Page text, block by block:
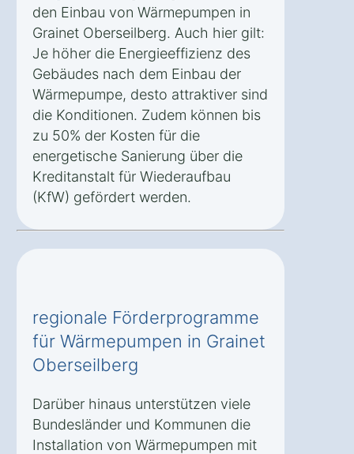
den Einbau von Wärmepumpen in
Grainet Oberseilberg. Auch hier gilt:
Je höher die Energieeffizienz des
Gebäudes nach dem Einbau der
Wärmepumpe, desto attraktiver sind
die Konditionen. Zudem können bis
zu 50% der Kosten für die
energetische Sanierung über die
Kreditanstalt für Wiederaufbau
(KfW) gefördert werden.
regionale Förderprogramme
für Wärmepumpen in Grainet
Oberseilberg
Darüber hinaus unterstützen viele
Bundesländer und Kommunen die
Installation von Wärmepumpen mit